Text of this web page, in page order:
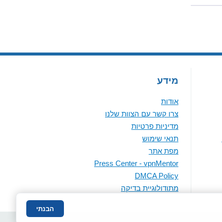
מידע
אודות
צרו קשר עם הצוות שלנו
מדיניות פרטיות
תנאי שימוש
מפת אתר
Press Center - vpnMentor
DMCA Policy
מתודולוגיית בדיקה
הבנתי